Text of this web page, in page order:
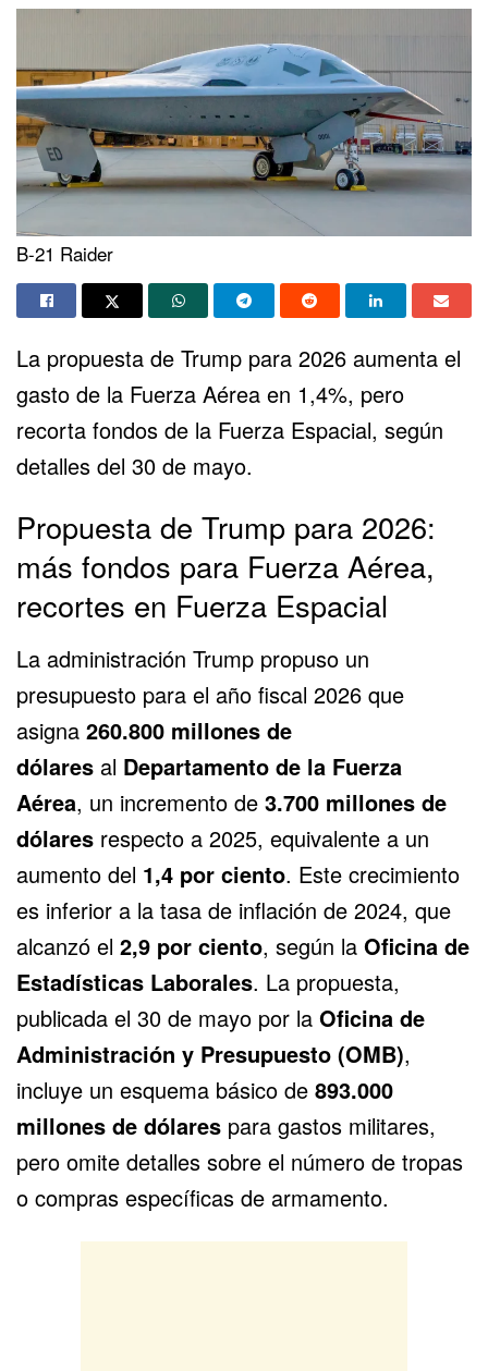
B-21 Raider
La propuesta de Trump para 2026 aumenta el
gasto de la Fuerza Aérea en 1,4%, pero
recorta fondos de la Fuerza Espacial, según
detalles del 30 de mayo.
Propuesta de Trump para 2026:
más fondos para Fuerza Aérea,
recortes en Fuerza Espacial
La administración Trump propuso un
presupuesto para el año fiscal 2026 que
asigna 260.800 millones de
dólares al Departamento de la Fuerza
Aérea, un incremento de 3.700 millones de
dólares respecto a 2025, equivalente a un
aumento del 1,4 por ciento. Este crecimiento
es inferior a la tasa de inflación de 2024, que
alcanzó el 2,9 por ciento, según la Oficina de
Estadísticas Laborales. La propuesta,
publicada el 30 de mayo por la Oficina de
Administración y Presupuesto (OMB),
incluye un esquema básico de 893.000
millones de dólares para gastos militares,
pero omite detalles sobre el número de tropas
o compras específicas de armamento.